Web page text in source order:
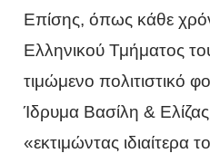
Επίσης, όπως κάθε
Ελληνικού Τμήματος
τιμώμενο πολιτιστικό
Ίδρυμα Βασίλη &
«εκτιμώντας ιδιαίτερα